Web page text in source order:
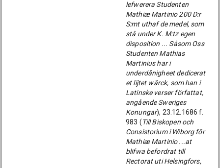
lefwerera Studenten
Mathiæ Martinio 200 D:r
S:mt uthaf de medel, som
stå under K. M:tz egen
disposition ... Såsom Oss
Studenten Mathias
Martinius har i
underdånigheet dedicerat
et lijtet wärck, som han i
Latinske verser författat,
angående Sweriges
Konungar), 23.12.1686 f.
983 (Till Biskopen och
Consistorium i Wiborg för
Mathiæ Martinio ...at
blifwa befordrat till
Rectorat uti Helsingfors,